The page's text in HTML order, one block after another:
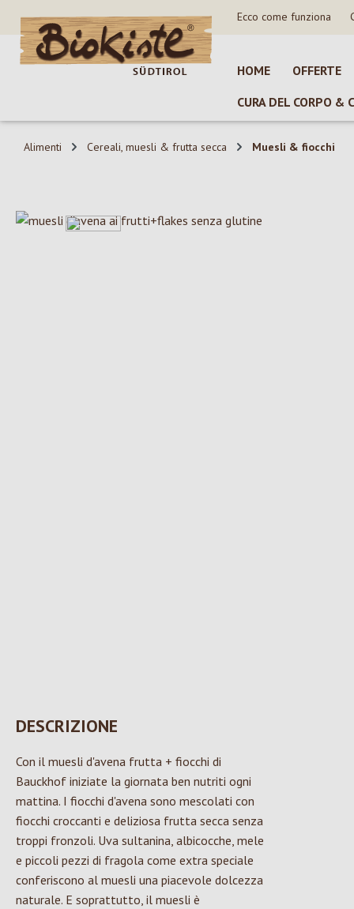
al contenuto principale
Salta alla ricerca
Passa alla navigazione principale Ecco come funziona
HOME OFFERTE
CURA DEL CORPO &
Alimenti Cereali, muesli & frutta secca Muesli & fiocchi
Salta la galleria di immagini
DESCRIZIONE
Con il muesli d'avena frutta + fiocchi di
Bauckhof iniziate la giornata ben nutriti ogni
mattina. I fiocchi d'avena sono mescolati con
fiocchi croccanti e deliziosa frutta secca senza
troppi fronzoli. Uva sultanina, albicocche, mele
e piccoli pezzi di fragola come extra speciale
conferiscono al muesli una piacevole dolcezza
naturale. E soprattutto, il muesli è